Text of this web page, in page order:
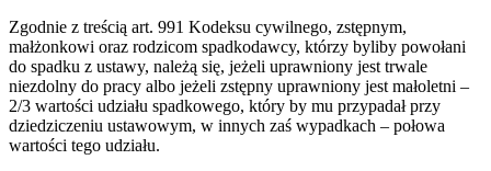
Zgodnie z treścią art. 991 Kodeksu cywilnego, zstępnym,
małżonkowi oraz rodzicom spadkodawcy, którzy byliby powołani
do spadku z ustawy, należą się, jeżeli uprawniony jest trwale
niezdolny do pracy albo jeżeli zstępny uprawniony jest małoletni –
2/3 wartości udziału spadkowego, który by mu przypadał przy
dziedziczeniu ustawowym, w innych zaś wypadkach – połowa
wartości tego udziału.